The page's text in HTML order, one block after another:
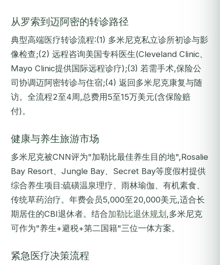
从罗索到迈阿密的转诊路径
典型高端医疗转诊流程:(1) 多米尼克私立诊所初诊与影
像检查;(2) 远程咨询美国专科医生(Cleveland Clinic、
Mayo Clinic提供国际远程诊疗);(3) 若需手术,保险公
司协调迈阿密转诊与住宿;(4) 返回多米尼克康复与随
访。全流程2至4周,总费用5至15万美元(含保险赔
付)。
健康与养生旅游市场
多米尼克被CNN评为"加勒比最佳养生目的地",Rosalie
Bay Resort、Jungle Bay、Secret Bay等度假村提供
综合养生项目:硫磺温泉理疗、雨林瑜伽、有机素食、
传统草药治疗。年费会员5,000至20,000美元,适合长
期居住的CBI退休者。结合加勒比退休规划 ,多米尼克
可作为"养生+避税+第二国籍"三位一体方案。
紧急医疗决策流程